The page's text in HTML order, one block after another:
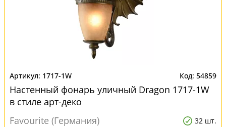
1717-1W 54859
Настенный фонарь уличный Dragon 1717-1W
в стиле арт-деко
Favourite (Германия)
32 шт.